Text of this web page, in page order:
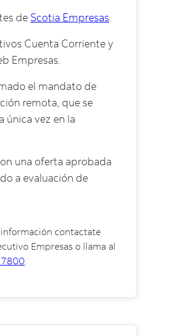
de Scotia Empresas.
Cuenta Corriente y
Empresas.
el mandato de
remota, que se
única vez en la
una oferta aprobada
a evaluación de
información contactate
Empresas o llama al